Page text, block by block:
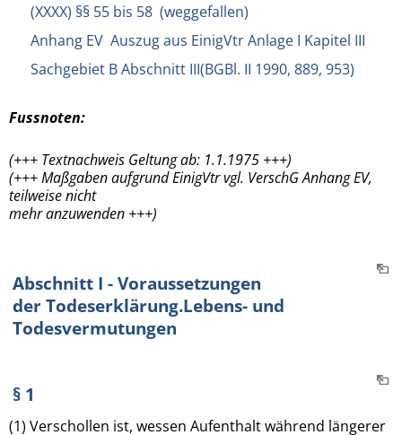
(XXXX) §§ 55 bis 58 (weggefallen)
Anhang EV Auszug aus EinigVtr Anlage I Kapitel III
Sachgebiet B Abschnitt III(BGBl. II 1990, 889, 953)
Fussnoten:
(+++ Textnachweis Geltung ab: 1.1.1975 +++)
(+++ Maßgaben aufgrund EinigVtr vgl. VerschG Anhang EV,
teilweise nicht
mehr anzuwenden +++)
Abschnitt I - Voraussetzungen
der Todeserklärung.Lebens- und
Todesvermutungen
§ 1
(1) Verschollen ist, wessen Aufenthalt während längerer